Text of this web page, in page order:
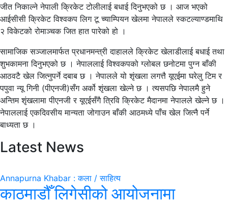
जीत निकाल्ने नेपाली क्रिकेट टोलीलाई बधाई दिनुभएको छ । आज भएको
आईसीसी क्रिकेट विश्वकप लिग टू च्याम्पियन खेलमा नेपालले स्कटल्याण्डमाथि
२ विकेटको रोमाञ्चक जित हात पारेको हो ।
सामाजिक सञ्जालमार्फत प्रधानमन्त्री दाहालले क्रिकेट खेलाडीलाई बधाई तथा
शुभकामना दिनुभएको छ । नेपाललाई विश्वकपको ग्लोबल छनोटमा पुग्न बाँकी
आठवटै खेल जित्नुपर्ने दबाब छ । नेपालले यो शृंखला लगत्तै यूएईमा घरेलु टिम र
पपुवा न्यू गिनी (पीएनजी)सँग अर्को शृंखला खेल्ने छ । त्यसपछि नेपालमै हुने
अन्तिम शृंखलामा पीएनजी र यूएईसँगै त्रिवि क्रिकेट मैदानमा नेपालले खेल्ने छ ।
नेपाललाई एकदिवसीय मान्यता जोगाउन बाँकी आठमध्ये पाँच खेल जित्नै पर्ने
बाध्यता छ ।
Latest News
Annapurna Khabar : कला / साहित्य
काठमाडौँ लिगेसीको आयोजनामा